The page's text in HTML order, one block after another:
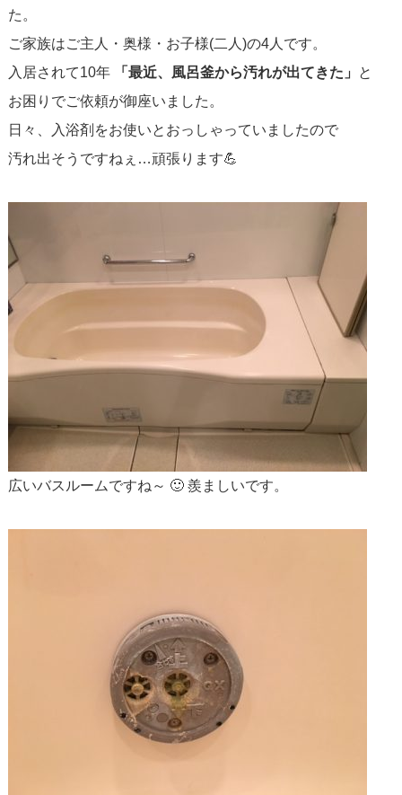
た。
ご家族はご主人・奥様・お子様(二人)の4人です。
入居されて10年
「最近、風呂釜から汚れが出てきた」
と
お困りでご依頼が御座いました。
日々、入浴剤をお使いとおっしゃっていましたので
汚れ出そうですねぇ…頑張ります💪
広いバスルームですね～ 🙂 羨ましいです。